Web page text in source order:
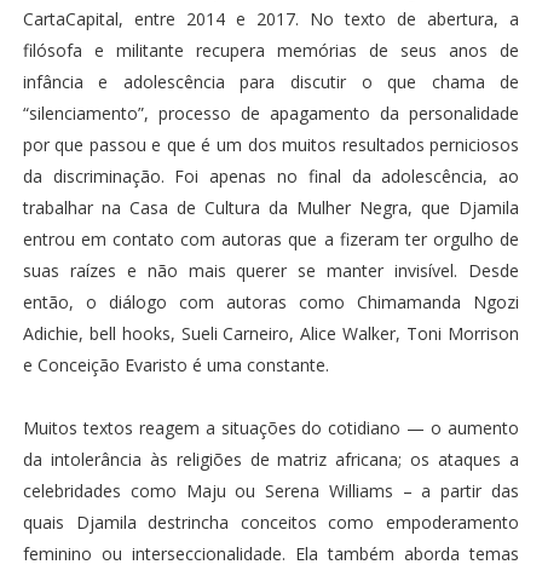
CartaCapital, entre 2014 e 2017. No texto de abertura, a
filósofa e militante recupera memórias de seus anos de
infância e adolescência para discutir o que chama de
“silenciamento”, processo de apagamento da personalidade
por que passou e que é um dos muitos resultados perniciosos
da discriminação. Foi apenas no final da adolescência, ao
trabalhar na Casa de Cultura da Mulher Negra, que Djamila
entrou em contato com autoras que a fizeram ter orgulho de
suas raízes e não mais querer se manter invisível. Desde
então, o diálogo com autoras como Chimamanda Ngozi
Adichie, bell hooks, Sueli Carneiro, Alice Walker, Toni Morrison
e Conceição Evaristo é uma constante.
Muitos textos reagem a situações do cotidiano — o aumento
da intolerância às religiões de matriz africana; os ataques a
celebridades como Maju ou Serena Williams – a partir das
quais Djamila destrincha conceitos como empoderamento
feminino ou interseccionalidade. Ela também aborda temas